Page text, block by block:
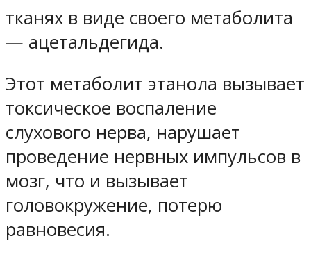
тканях в виде своего метаболита
— ацетальдегида.
Этот метаболит этанола вызывает
токсическое воспаление
слухового нерва, нарушает
проведение нервных импульсов в
мозг, что и вызывает
головокружение, потерю
равновесия.